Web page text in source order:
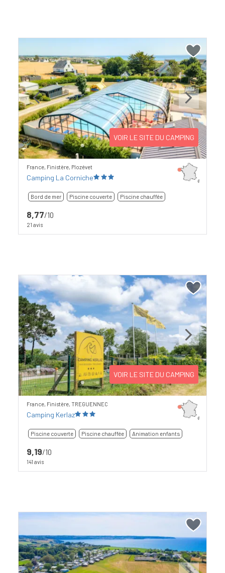
Previous Next
VOIR LE SITE DU CAMPING
France, Finistère, Plozévet
Camping La Corniche
Bord de mer Piscine couverte Piscine chauffée
8,77/10
21 avis
Previous Next
VOIR LE SITE DU CAMPING
France, Finistère, TREGUENNEC
Camping Kerlaz
Piscine couverte Piscine chauffée Animation enfants
9,19/10
141 avis